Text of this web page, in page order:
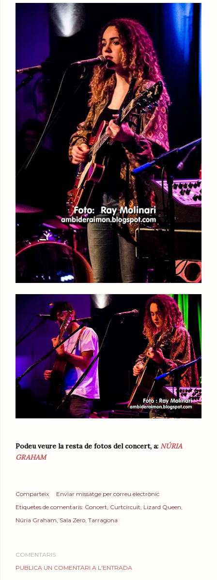
Podeu veure la resta de fotos del concert, a: NÚRIA
GRAHAM
Comparteix
Enviar missatge per correu electrònic
Etiquetes de comentaris: Concert Curtcircuit Lizard Queen
Núria Graham Sala Zero Tarragona
COMENTARIS
PUBLICA UN COMENTARI A L'ENTRADA